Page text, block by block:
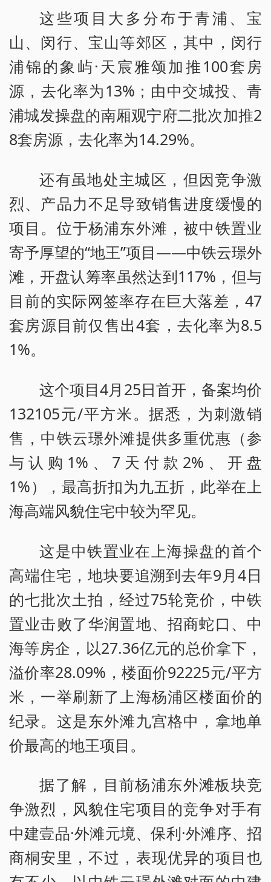
这些项目大多分布于青浦、宝
山、闵行、宝山等郊区，其中，闵行
浦锦的象屿·天宸雅颂加推100套房
源，去化率为13%；由中交城投、青
浦城发操盘的南厢观宁府二批次加推2
8套房源，去化率为14.29%。
还有虽地处主城区，但因竞争激
烈、产品力不足导致销售进度缓慢的
项目。位于杨浦东外滩，被中铁置业
寄予厚望的“地王”项目——中铁云璟外
滩，开盘认筹率虽然达到117%，但与
目前的实际网签率存在巨大落差，47
套房源目前仅售出4套，去化率为8.5
1%。
这个项目4月25日首开，备案均价
132105元/平方米。据悉，为刺激销
售，中铁云璟外滩提供多重优惠（参
与认购1%、7天付款2%、开盘
1%），最高折扣为九五折，此举在上
海高端风貌住宅中较为罕见。
这是中铁置业在上海操盘的首个
高端住宅，地块要追溯到去年9月4日
的七批次土拍，经过75轮竞价，中铁
置业击败了华润置地、招商蛇口、中
海等房企，以27.36亿元的总价拿下，
溢价率28.09%，楼面价92225元/平方
米，一举刷新了上海杨浦区楼面价的
纪录。这是东外滩九宫格中，拿地单
价最高的地王项目。
据了解，目前杨浦东外滩板块竞
争激烈，风貌住宅项目的竞争对手有
中建壹品·外滩元境、保利·外滩序、招
商桐安里，不过，表现优异的项目也